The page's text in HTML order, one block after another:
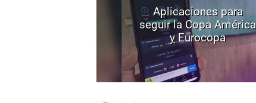
Aplicaciones para
seguir la Copa América
y Eurocopa